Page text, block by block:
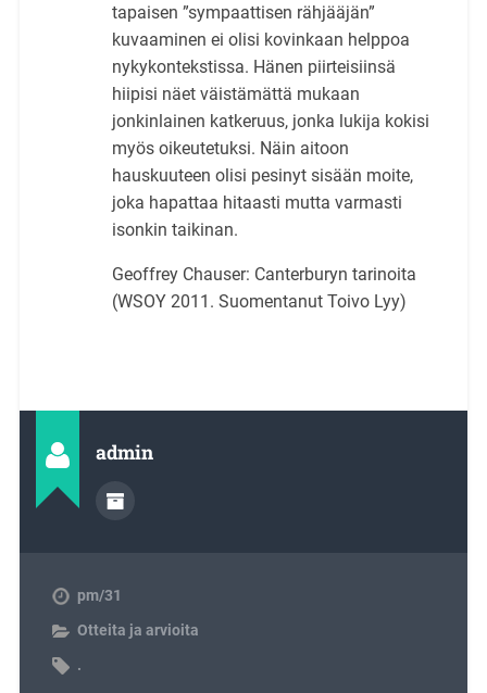
tapaisen ”sympaattisen rähjääjän”
kuvaaminen ei olisi kovinkaan helppoa
nykykontekstissa. Hänen piirteisiinsä
hiipisi näet väistämättä mukaan
jonkinlainen katkeruus, jonka lukija kokisi
myös oikeutetuksi. Näin aitoon
hauskuuteen olisi pesinyt sisään moite,
joka hapattaa hitaasti mutta varmasti
isonkin taikinan.
Geoffrey Chauser: Canterburyn tarinoita
(WSOY 2011. Suomentanut Toivo Lyy)
admin
pm/31
Otteita ja arvioita
.